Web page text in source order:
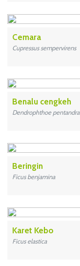
Cemara
Cupressus sempervirens
Benalu cengkeh
Dendrophthoe pentandra
Beringin
Ficus benjamina
Karet Kebo
Ficus elastica